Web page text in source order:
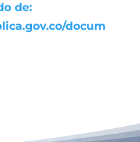
de:
docum